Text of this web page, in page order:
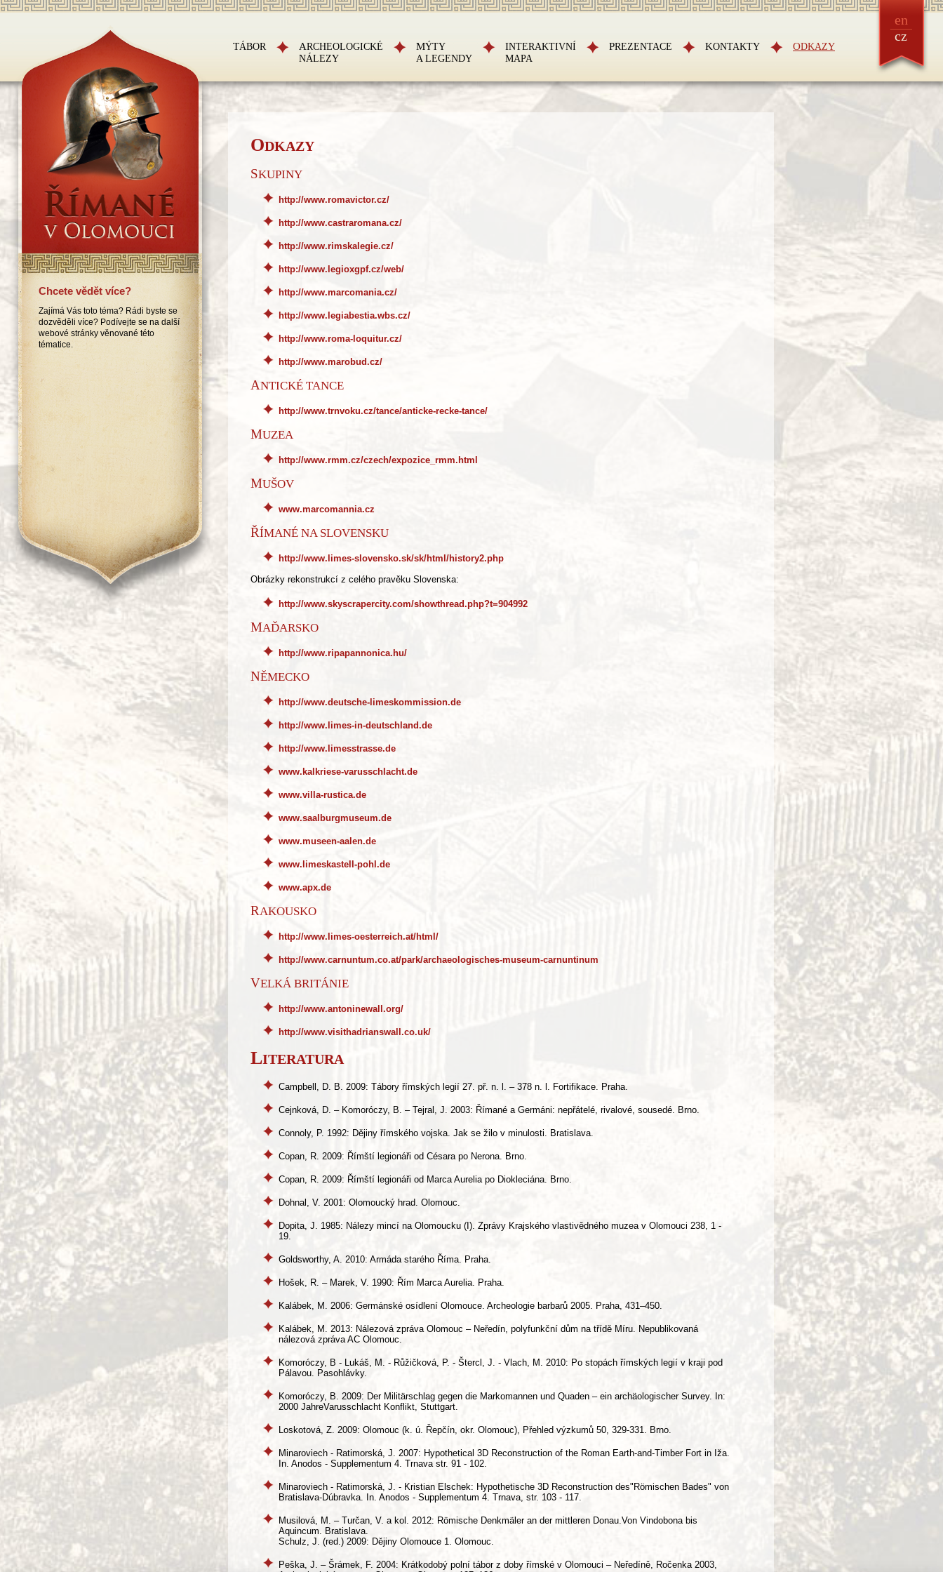
TÁBOR
ARCHEOLOGICKÉ
NÁLEZY
MÝTY
A LEGENDY
INTERAKTIVNÍ
MAPA
PREZENTACE KONTAKTY ODKAZY
en
cz
Chcete vědět více?
Zajímá Vás toto téma? Rádi byste se
dozvěděli více? Podívejte se na další
webové stránky věnované této
tématice.
ODKAZY
SKUPINY
http://www.romavictor.cz/
http://www.castraromana.cz/
http://www.rimskalegie.cz/
http://www.legioxgpf.cz/web/
http://www.marcomania.cz/
http://www.legiabestia.wbs.cz/
http://www.roma-loquitur.cz/
http://www.marobud.cz/
ANTICKÉ TANCE
http://www.trnvoku.cz/tance/anticke-recke-tance/
MUZEA
http://www.rmm.cz/czech/expozice_rmm.html
MUŠOV
www.marcomannia.cz
ŘÍMANÉ NA SLOVENSKU
http://www.limes-slovensko.sk/sk/html/history2.php
Obrázky rekonstrukcí z celého pravěku Slovenska:
http://www.skyscrapercity.com/showthread.php?t=904992
MAĎARSKO
http://www.ripapannonica.hu/
NĚMECKO
http://www.deutsche-limeskommission.de
http://www.limes-in-deutschland.de
http://www.limesstrasse.de
www.kalkriese-varusschlacht.de
www.villa-rustica.de
www.saalburgmuseum.de
www.museen-aalen.de
www.limeskastell-pohl.de
www.apx.de
RAKOUSKO
http://www.limes-oesterreich.at/html/
http://www.carnuntum.co.at/park/archaeologisches-museum-carnuntinum
VELKÁ BRITÁNIE
http://www.antoninewall.org/
http://www.visithadrianswall.co.uk/
LITERATURA
Campbell, D. B. 2009: Tábory římských legií 27. př. n. l. – 378 n. l. Fortifikace. Praha.
Cejnková, D. – Komoróczy, B. – Tejral, J. 2003: Římané a Germáni: nepřátelé, rivalové, sousedé. Brno.
Connoly, P. 1992: Dějiny římského vojska. Jak se žilo v minulosti. Bratislava.
Copan, R. 2009: Římští legionáři od Césara po Nerona. Brno.
Copan, R. 2009: Římští legionáři od Marca Aurelia po Diokleciána. Brno.
Dohnal, V. 2001: Olomoucký hrad. Olomouc.
Dopita, J. 1985: Nálezy mincí na Olomoucku (I). Zprávy Krajského vlastivědného muzea v Olomouci 238, 1 -
19.
Goldsworthy, A. 2010: Armáda starého Říma. Praha.
Hošek, R. – Marek, V. 1990: Řím Marca Aurelia. Praha.
Kalábek, M. 2006: Germánské osídlení Olomouce. Archeologie barbarů 2005. Praha, 431–450.
Kalábek, M. 2013: Nálezová zpráva Olomouc – Neředín, polyfunkční dům na třídě Míru. Nepublikovaná
nálezová zpráva AC Olomouc.
Komoróczy, B - Lukáš, M. - Růžičková, P. - Štercl, J. - Vlach, M. 2010: Po stopách římských legií v kraji pod
Pálavou. Pasohlávky.
Komoróczy, B. 2009: Der Militärschlag gegen die Markomannen und Quaden – ein archäologischer Survey. In:
2000 JahreVarusschlacht Konflikt, Stuttgart.
Loskotová, Z. 2009: Olomouc (k. ú. Řepčín, okr. Olomouc), Přehled výzkumů 50, 329-331. Brno.
Minaroviech - Ratimorská, J. 2007: Hypothetical 3D Reconstruction of the Roman Earth-and-Timber Fort in Iža.
In. Anodos - Supplementum 4. Trnava str. 91 - 102.
Minaroviech - Ratimorská, J. - Kristian Elschek: Hypothetische 3D Reconstruction des"Römischen Bades" von
Bratislava-Dúbravka. In. Anodos - Supplementum 4. Trnava, str. 103 - 117.
Musilová, M. – Turčan, V. a kol. 2012: Römische Denkmäler an der mittleren Donau.Von Vindobona bis
Aquincum. Bratislava.
Schulz, J. (red.) 2009: Dějiny Olomouce 1. Olomouc.
Peška, J. – Šrámek, F. 2004: Krátkodobý polní tábor z doby římské v Olomouci – Neředíně, Ročenka 2003,